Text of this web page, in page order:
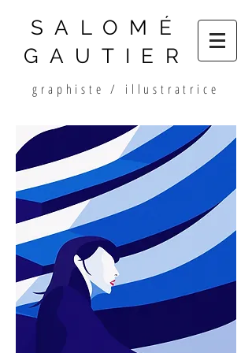
SALOMÉ
GAUTIER
graphiste / illustratrice